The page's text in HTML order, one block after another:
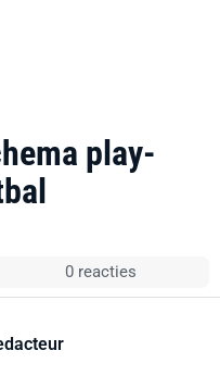
play-
0 reacties